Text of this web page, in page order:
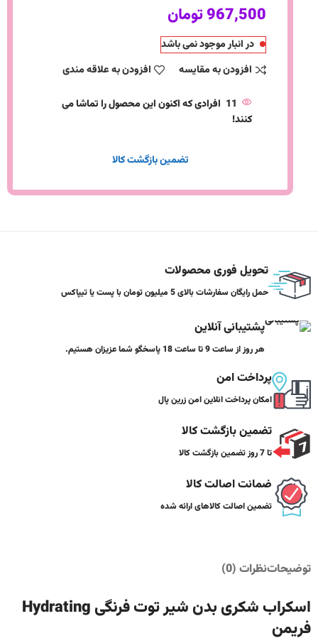
967,500تومان
در انبار موجود نمی باشد
افزودن به مقایسه
افزودن به علاقه مندی
11 افرادی که اکنون این محصول را تماشا می
کنند!
تضمین بازگشت کالا
تحویل فوری محصولات
حمل رایگان سفارشات بالای 5 میلیون تومان با پست یا تیپاکس
پشتیبانی آنلاین
هر روز از ساعت 9 تا ساعت 18 پاسخگو شما عزیزان هستیم.
پرداخت امن
امکان پرداخت انلاین امن زرین پال
تضمین بازگشت کالا
تا 7 روز تضمین بازگشت کالا
ضمانت اصالت کالا
تضمین اصالت کالاهای ارائه شده
توضیحاتنظرات (0)
اسکراب شکری بدن شیر توت فرنگی Hydrating
فریمن